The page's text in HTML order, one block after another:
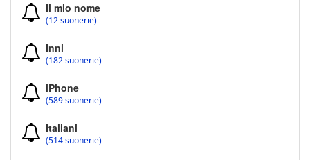
Il mio nome
(12 suonerie)
Inni
(182 suonerie)
iPhone
(589 suonerie)
Italiani
(514 suonerie)